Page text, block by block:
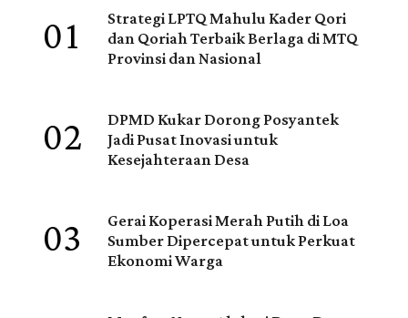
01 Strategi LPTQ Mahulu Kader Qori
dan Qoriah Terbaik Berlaga di MTQ
Provinsi dan Nasional
02 DPMD Kukar Dorong Posyantek
Jadi Pusat Inovasi untuk
Kesejahteraan Desa
03 Gerai Koperasi Merah Putih di Loa
Sumber Dipercepat untuk Perkuat
Ekonomi Warga